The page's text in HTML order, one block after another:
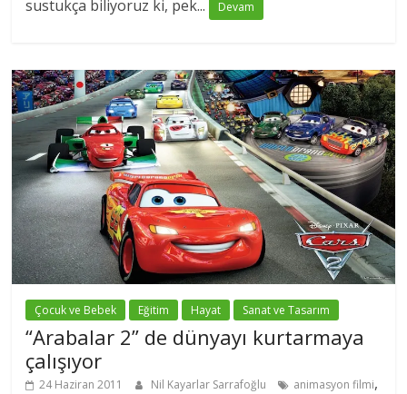
sustukça biliyoruz ki, pek...
Devam
Çocuk ve Bebek Eğitim Hayat Sanat ve Tasarım
“Arabalar 2” de dünyayı kurtarmaya
çalışıyor
24 Haziran 2011 Nil Kayarlar Sarrafoğlu animasyon filmi,